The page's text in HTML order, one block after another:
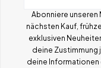
Abonniere unseren
nächsten Kauf,
exklusiven
deine Zustimmung
deine Informationen